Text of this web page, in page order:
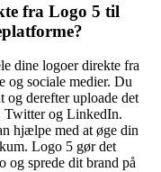
fra Logo 5 til
dine logoer direkte fra
og sociale medier. Du
og derefter uploade det
Twitter og LinkedIn.
hjælpe med at øge din
Logo 5 gør det
og sprede dit brand på